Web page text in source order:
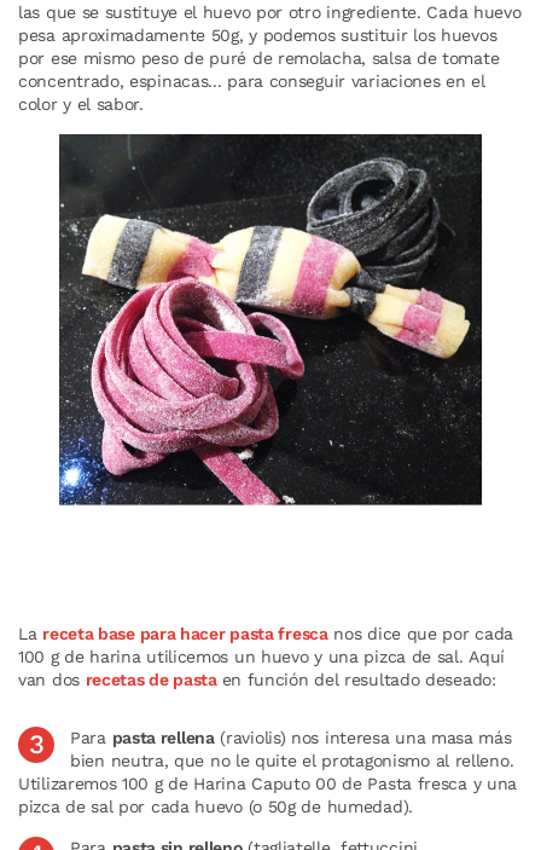
las que se sustituye el huevo por otro ingrediente. Cada huevo
pesa aproximadamente 50g, y podemos sustituir los huevos
por ese mismo peso de puré de remolacha, salsa de tomate
concentrado, espinacas... para conseguir variaciones en el
color y el sabor.
La receta base para hacer pasta frescanos dice que por cada
100 g de harina utilicemos un huevo y una pizca de sal. Aquí
van dos recetas de pasta en función del resultado deseado:
Para pasta rellena(raviolis) nos interesa una masa más
bien neutra, que no le quite el protagonismo al relleno.
Utilizaremos 100 g de Harina Caputo 00 de Pasta fresca y una
pizca de sal por cada huevo (o 50g de humedad).